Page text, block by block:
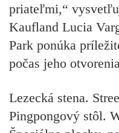
priateľmi,“
Kaufland Lucia
Park ponúka
počas jeho
Lezecká stena.
Pingpongový stôl.